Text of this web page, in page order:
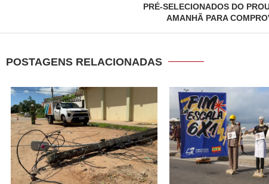
PRÉ-SELECIONADOS DO
AMANHÃ PARA
POSTAGENS RELACIONADAS